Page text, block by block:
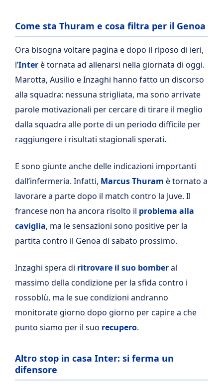
Come sta Thuram e cosa filtra per il Genoa
Ora bisogna voltare pagina e dopo il riposo di ieri,
l’Interè tornata ad allenarsi nella giornata di oggi.
Marotta, Ausilio e Inzaghi hanno fatto un discorso
alla squadra: nessuna strigliata, ma sono arrivate
parole motivazionali per cercare di tirare il meglio
dalla squadra alle porte di un periodo difficile per
raggiungere i risultati stagionali sperati.
E sono giunte anche delle indicazioni importanti
dall’infermeria. Infatti, Marcus Thuram è tornato a
lavorare a parte dopo il match contro la Juve. Il
francese non ha ancora risolto il problema alla
caviglia, ma le sensazioni sono positive per la
partita contro il Genoa di sabato prossimo.
Inzaghi spera di ritrovare il suo bomberal
massimo della condizione per la sfida contro i
rossoblù, ma le sue condizioni andranno
monitorate giorno dopo giorno per capire a che
punto siamo per il suo recupero.
Altro stop in casa Inter: si ferma un
difensore